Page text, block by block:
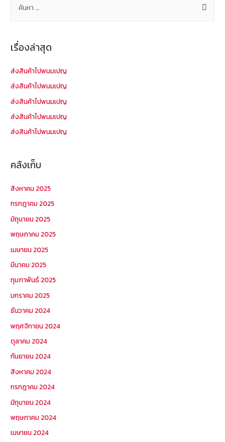
ห
รั
เรื่องล่าสุด
ส่งสินค้าไปพนมเปญ
ส่งสินค้าไปพนมเปญ
ส่งสินค้าไปพนมเปญ
ส่งสินค้าไปพนมเปญ
ส่งสินค้าไปพนมเปญ
คลังเก็บ
สิงหาคม 2025
กรกฎาคม 2025
มิถุนายน 2025
พฤษภาคม 2025
เมษายน 2025
มีนาคม 2025
กุมภาพันธ์ 2025
มกราคม 2025
ธันวาคม 2024
พฤศจิกายน 2024
ตุลาคม 2024
กันยายน 2024
สิงหาคม 2024
กรกฎาคม 2024
มิถุนายน 2024
พฤษภาคม 2024
เมษายน 2024